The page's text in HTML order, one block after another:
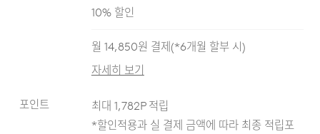
블랙
10% 할인
월 14,850원 결제(*6개월 할부 시)
자세히 보기
포인트 최대 1,782P 적립
*할인적용과 실 결제 금액에 따라 최종 적립포